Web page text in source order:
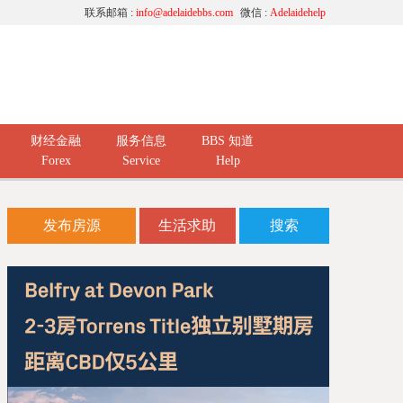
微信 : Adelaidehelp
联系邮箱 : info@adelaidebbs.com
财经金融
Forex
服务信息
Service
BBS 知道
Help
发布房源 生活求助 搜索